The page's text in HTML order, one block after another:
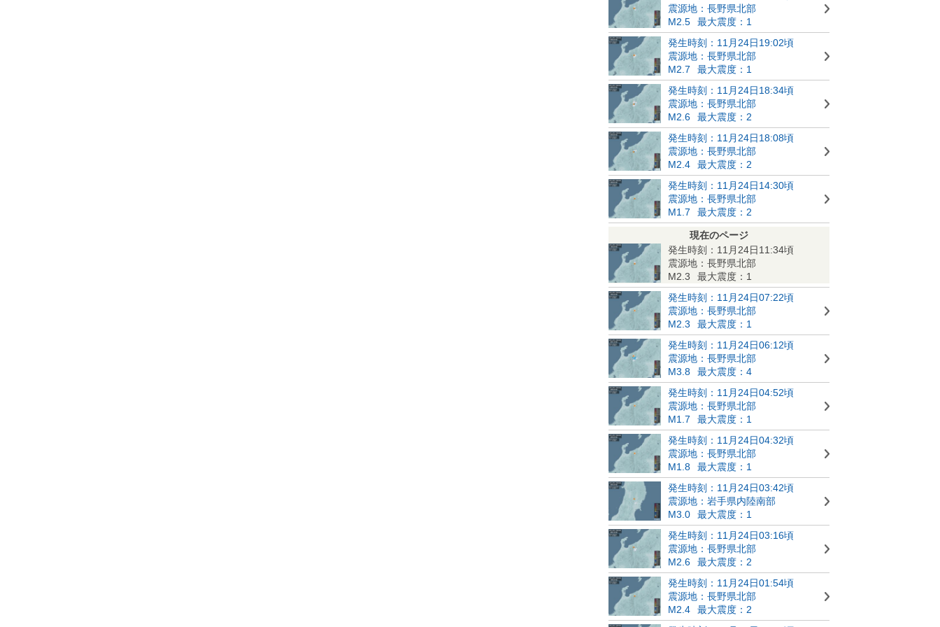
震源地：長野県北部
M2.5
最大震度：1
発生時刻：11月24日19:02頃
震源地：長野県北部
M2.7
最大震度：1
発生時刻：11月24日18:34頃
震源地：長野県北部
M2.6
最大震度：2
発生時刻：11月24日18:08頃
震源地：長野県北部
M2.4
最大震度：2
発生時刻：11月24日14:30頃
震源地：長野県北部
M1.7
最大震度：2
現在のページ
発生時刻：11月24日11:34頃
震源地：長野県北部
M2.3
最大震度：1
発生時刻：11月24日07:22頃
震源地：長野県北部
M2.3
最大震度：1
発生時刻：11月24日06:12頃
震源地：長野県北部
M3.8
最大震度：4
発生時刻：11月24日04:52頃
震源地：長野県北部
M1.7
最大震度：1
発生時刻：11月24日04:32頃
震源地：長野県北部
M1.8
最大震度：1
発生時刻：11月24日03:42頃
震源地：岩手県内陸南部
M3.0
最大震度：1
発生時刻：11月24日03:16頃
震源地：長野県北部
M2.6
最大震度：2
発生時刻：11月24日01:54頃
震源地：長野県北部
M2.4
最大震度：2